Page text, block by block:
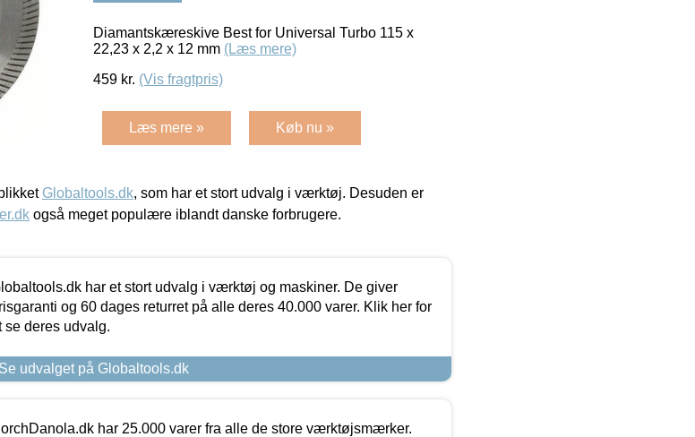
Diamantskæreskive Best for Universal Turbo 115 x
22,23 x 2,2 x 12 mm (Læs mere)
459 kr. (Vis fragtpris)
Læs mere » Køb nu »
Globaltools.dk, som har et stort udvalg i værktøj. Desuden er
også meget populære iblandt danske forbrugere.
har et stort udvalg i værktøj og maskiner. De giver
og 60 dages returret på alle deres 40.000 varer. Klik her for
se deres udvalg.
Se udvalget på Globaltools.dk
har 25.000 varer fra alle de store værktøjsmærker.